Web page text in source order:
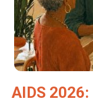
AIDS